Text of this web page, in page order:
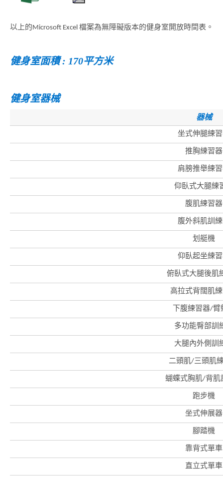
以上的Microsoft Excel 檔案為無障礙版本的健身室開放時間表。
健身室面積 : 170平方米
健身室器械
器械
坐式伸腿練
推胸練習器
肩膀推舉練
仰臥式大腿練
腹肌練習器
腹外斜肌訓
划艇機
仰臥起坐練
俯臥式大腿後肌
高拉式背闊肌
下腹練習器/臂
多功能臀部訓
大腿內外側訓
二頭肌/三頭肌
蝴蝶式胸肌/背肌
跑步機
坐式伸展器
腳踏機
靠背式單車
直立式單車